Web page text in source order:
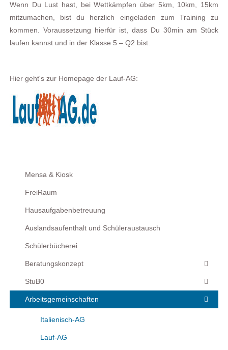
Wenn Du Lust hast, bei Wettkämpfen über 5km, 10km, 15km
mitzumachen, bist du herzlich eingeladen zum Training zu
kommen. Voraussetzung hierfür ist, dass Du 30min am Stück
laufen kannst und in der Klasse 5 – Q2 bist.
Hier geht's zur Homepage der Lauf-AG:
Mensa & Kiosk
FreiRaum
Hausaufgabenbetreuung
Auslandsaufenthalt und Schüleraustausch
Schülerbücherei
Beratungskonzept
StuB0
Arbeitsgemeinschaften
Italienisch-AG
Lauf-AG